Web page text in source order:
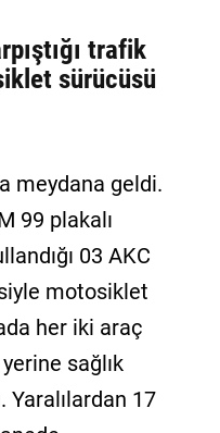
trafik
sürücüsü
meydana geldi.
99 plakalı
03 AKC
motosiklet
her iki araç
sağlık
Yaralılardan 17